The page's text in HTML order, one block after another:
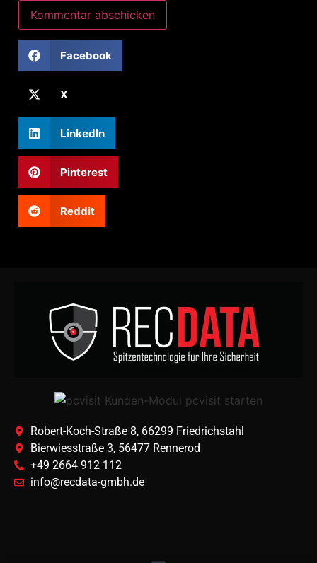
Facebook
X
LinkedIn
Pinterest
Reddit
Robert-Koch-Straße 8, 66299 Friedrichstahl
Bierwiesstraße 3, 56477 Rennerod
+49 2664 912 112
info@recdata-gmbh.de